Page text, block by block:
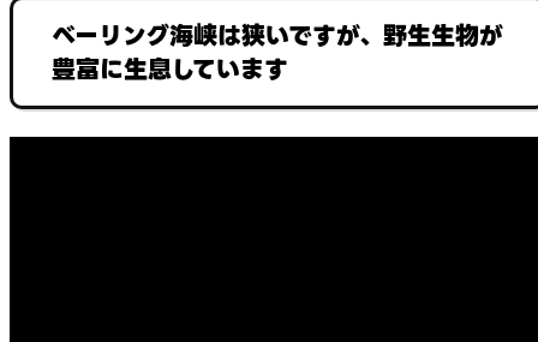
ベーリング海峡は狭いですが、野生生物が
豊富に生息しています